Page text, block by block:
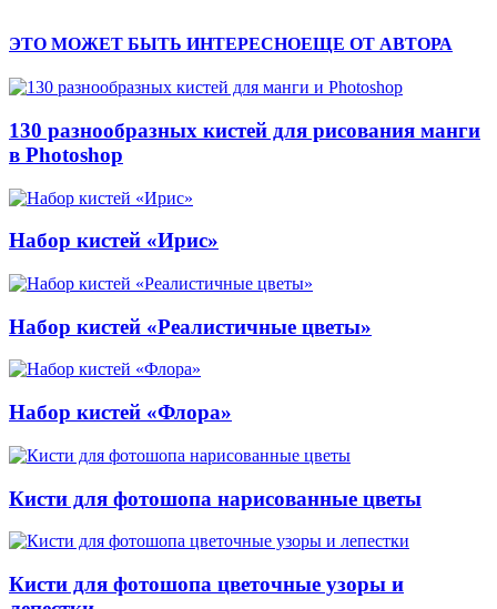
ЭТО МОЖЕТ БЫТЬ ИНТЕРЕСНОЕЩЕ ОТ АВТОРА
130 разнообразных кистей для рисования манги
в Photoshop
Набор кистей «Ирис»
Набор кистей «Реалистичные цветы»
Набор кистей «Флора»
Кисти для фотошопа нарисованные цветы
Кисти для фотошопа цветочные узоры и